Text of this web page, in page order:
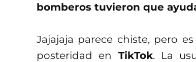
bomberos tuvieron que
Jajajaja parece chiste, pero
posteridad en TikTok. La